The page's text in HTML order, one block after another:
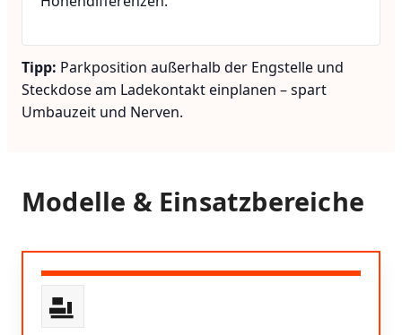
Tipp: Parkposition außerhalb der Engstelle und
Steckdose am Ladekontakt einplanen – spart
Umbauzeit und Nerven.
Modelle & Einsatzbereiche